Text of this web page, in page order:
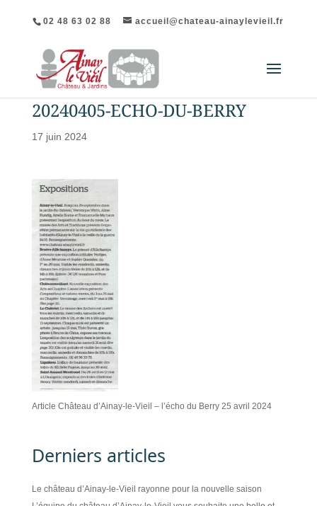
02 48 63 02 88 accueil@chateau-ainaylevieil.fr
20240405-ECHO-DU-BERRY
17 juin 2024
Article Château d’Ainay-le-Vieil – l’écho du Berry 25 avril 2024
Derniers articles
Le château d’Ainay-le-Vieil rayonne pour la nouvelle saison